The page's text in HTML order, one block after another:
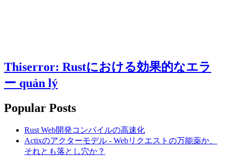
Thiserror: Rustにおける効果的なエラ
ー quản lý
Popular Posts
Rust Web開発コンパイルの高速化
Actixのアクターモデル - Webリクエストの万能薬か、
それとも落とし穴か？